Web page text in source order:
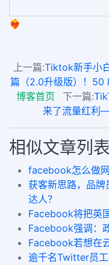
❤️‍🔥
上一篇:Tiktok新手小
篇（2.0升级版）！
博客首页
下一篇:
来了流量红利
相似文章列表
facebook怎么做
获客新思路，品
达人？
Facebook将把英
Facebook强调：
Facebook若想在
逾千名Twitter员